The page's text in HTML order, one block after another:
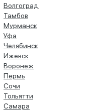
Волгоград
Тамбов
Мурманск
Уфа
Челябинск
Ижевск
Воронеж
Пермь
Сочи
Тольятти
Самара